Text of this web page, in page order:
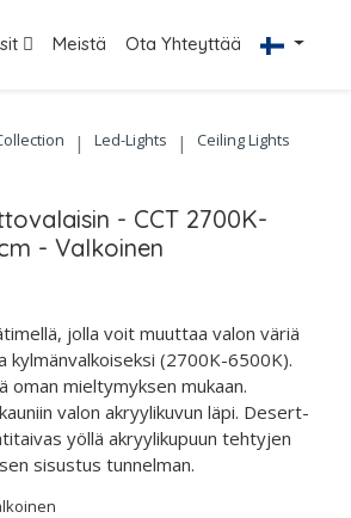
Meistä Ota Yhteyttää
Led-Lights Ceiling Lights
- CCT 2700K-
- Valkoinen
jolla voit muuttaa valon väriä
(2700K-6500K).
oman mieltymyksen mukaan.
valon akryylikuvun läpi. Desert-
yöllä akryylikupuun tehtyjen
sisustus tunnelman.